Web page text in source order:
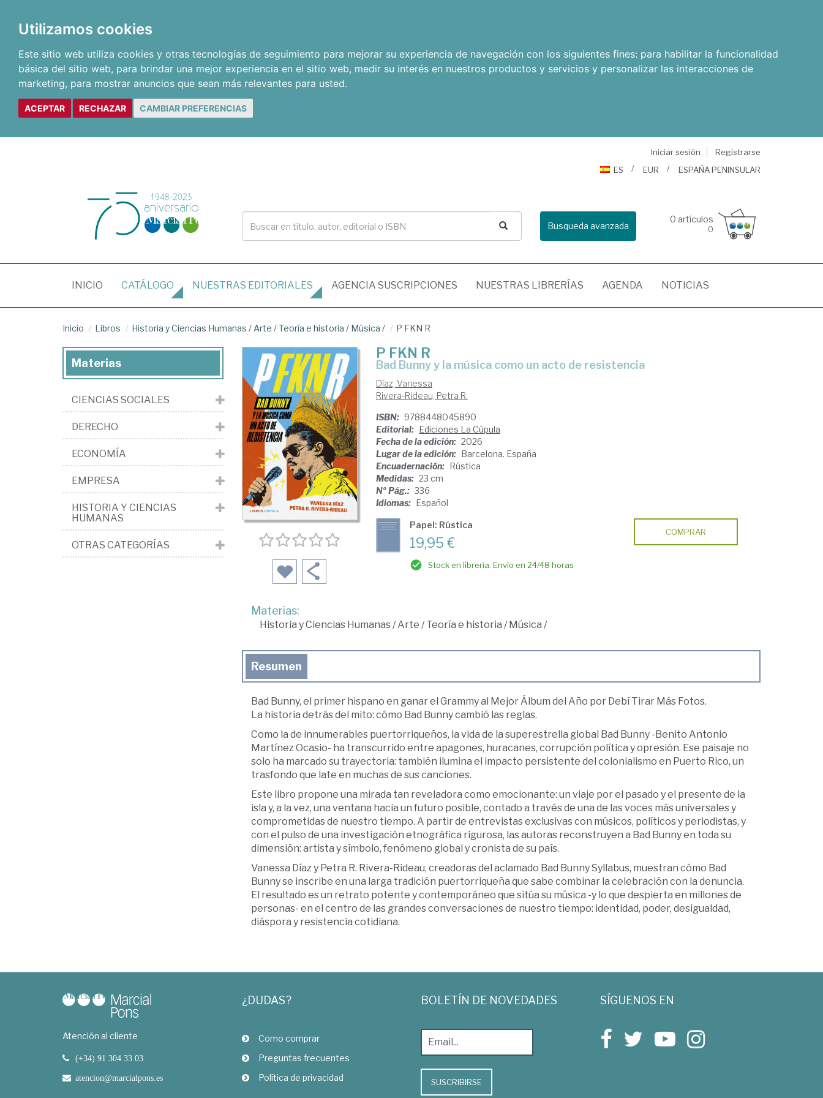
Utilizamos cookies
Este sitio web utiliza cookies y otras tecnologías de seguimiento para mejorar su experiencia de navegación con los siguientes fines: para habilitar la funcionalidad
básica del sitio web, para brindar una mejor experiencia en el sitio web, medir su interés en nuestros productos y servicios y personalizar las interacciones de
marketing, para mostrar anuncios que sean más relevantes para usted.
ACEPTAR RECHAZAR CAMBIAR PREFERENCIAS
Iniciar sesión
Registrarse
ES
EUR ESPAÑA PENINSULAR
Busqueda avanzada
0 artículos
0
INICIO (CURRENT)
CATÁLOGO NUESTRAS EDITORIALES AGENCIA SUSCRIPCIONES NUESTRAS LIBRERÍAS AGENDA NOTICIAS
Inicio Libros Historia y Ciencias Humanas / Arte /Teoría e historia / Música / P FKN R
P FKN R
Bad Bunny y la música como un acto de resistencia
Díaz, Vanessa
Rivera-Rideau, Petra R.
ISBN: 9788448045890
Editorial: Ediciones La Cúpula
Fecha de la edición: 2026
Lugar de la edición: Barcelona. España
Encuadernación: Rústica
Medidas: 23 cm
Nº Pág.: 336
Idiomas: Español
Papel: Rústica
19,95 €
Stock en librería. Envío en 24/48 horas
COMPRAR
Materias:
Historia y Ciencias Humanas/Arte /Teoría e historia /Música /
Resumen
Bad Bunny, el primer hispano en ganar el Grammy al Mejor Álbum del Año por Debí Tirar Más Fotos.
La historia detrás del mito: cómo Bad Bunny cambió las reglas.
Como la de innumerables puertorriqueños, la vida de la superestrella global Bad Bunny -Benito Antonio
Martínez Ocasio- ha transcurrido entre apagones, huracanes, corrupción política y opresión. Ese paisaje no
solo ha marcado su trayectoria: también ilumina el impacto persistente del colonialismo en Puerto Rico, un
trasfondo que late en muchas de sus canciones.
Este libro propone una mirada tan reveladora como emocionante: un viaje por el pasado y el presente de la
isla y, a la vez, una ventana hacia un futuro posible, contado a través de una de las voces más universales y
comprometidas de nuestro tiempo. A partir de entrevistas exclusivas con músicos, políticos y periodistas, y
con el pulso de una investigación etnográfica rigurosa, las autoras reconstruyen a Bad Bunny en toda su
dimensión: artista y símbolo, fenómeno global y cronista de su país.
Vanessa Díaz y Petra R. Rivera-Rideau, creadoras del aclamado Bad Bunny Syllabus, muestran cómo Bad
Bunny se inscribe en una larga tradición puertorriqueña que sabe combinar la celebración con la denuncia.
El resultado es un retrato potente y contemporáneo que sitúa su música -y lo que despierta en millones de
personas- en el centro de las grandes conversaciones de nuestro tiempo: identidad, poder, desigualdad,
diáspora y resistencia cotidiana.
Materias
CIENCIAS SOCIALES
DERECHO
ECONOMÍA
EMPRESA
HISTORIA Y CIENCIAS
HUMANAS
OTRAS CATEGORÍAS
Atención al cliente
(+34) 91 304 33 03
atencion@marcialpons.es
¿DUDAS?
Como comprar
Preguntas frecuentes
Política de privacidad
BOLETÍN DE NOVEDADES
SUSCRIBIRSE
SÍGUENOS EN